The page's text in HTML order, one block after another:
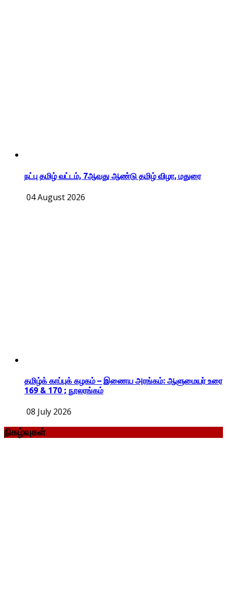
நட்பு தமிழ் வட்டம், 7ஆவது ஆண்டு தமிழ் விழா, மதுரை
04 August 2026
தமிழ்க் காப்புக் கழகம் – இணைய அரங்கம்: ஆளுமையர் உரை
169 & 170 ; நூலரங்கம்
08 July 2026
நிகழ்வுகள்